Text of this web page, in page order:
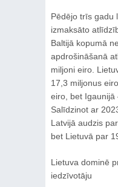
Pēdējo trīs gadu
izmaksāto
Baltijā kopumā
apdrošināšanā
miljoni eiro.
17,3 miljonus
eiro, bet Igaunijā
Salīdzinot ar
Latvijā audzis
bet Lietuvā par
Lietuva dominē
iedzīvotāju